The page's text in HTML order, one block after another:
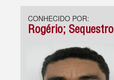
CONHECIDO POR:
Rogério; Sequestro